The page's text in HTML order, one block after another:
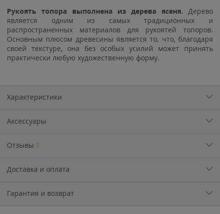
Рукоять топора выполнена из дерева ясеня. Дерево
является одним из самых традиционных и
распространенных материалов для рукоятей топоров.
Основным плюсом древесины является то, что, благодаря
своей текстуре, она без особых усилий может принять
практически любую художественную форму.
Характеристики
Аксессуары
Отзывы 1
Доставка и оплата
Гарантия и возврат